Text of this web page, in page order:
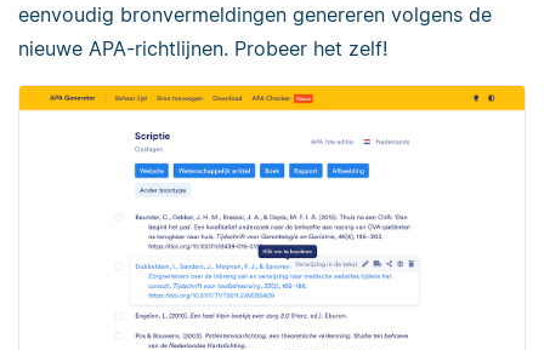
eenvoudig bronvermeldingen genereren volgens de
nieuwe APA-richtlijnen. Probeer het zelf!